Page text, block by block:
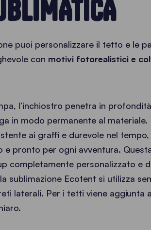
puoi personalizzare il tetto e le
con motivi fotorealistici e
l’inchiostro penetra in
in modo permanente al materiale.
ai graffi e durevole nel
e pronto per ogni avventura.
completamente personalizzato e
sublimazione Ecotent si utilizza
laterali. Per i tetti viene aggiunta